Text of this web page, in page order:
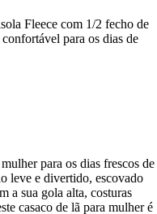
Fleece com 1/2 fecho de
para os dias de
para os dias frescos de
leve e divertido, escovado
a sua gola alta, costuras
casaco de lã para mulher é